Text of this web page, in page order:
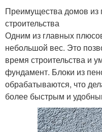
Преимущества домов из
строительства
Одним из главных
небольшой вес. Это
время строительства и
фундамент. Блоки из
обрабатываются, что
более быстрым и